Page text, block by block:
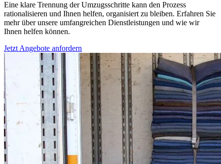
Eine klare Trennung der Umzugsschritte kann den Prozess
rationalisieren und Ihnen helfen, organisiert zu bleiben. Erfahren Sie
mehr über unsere umfangreichen Dienstleistungen und wie wir
Ihnen helfen können.
Jetzt Angebote anfordern